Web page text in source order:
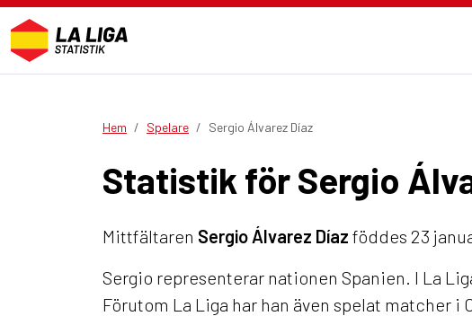
Hem Spelare Sergio Álvarez Díaz
Statistik för Sergio
Mittfältaren Sergio Álvarez Díaz föddes 23
Sergio representerar nationen Spanien. I La
Förutom La Liga har han även spelat matcher i